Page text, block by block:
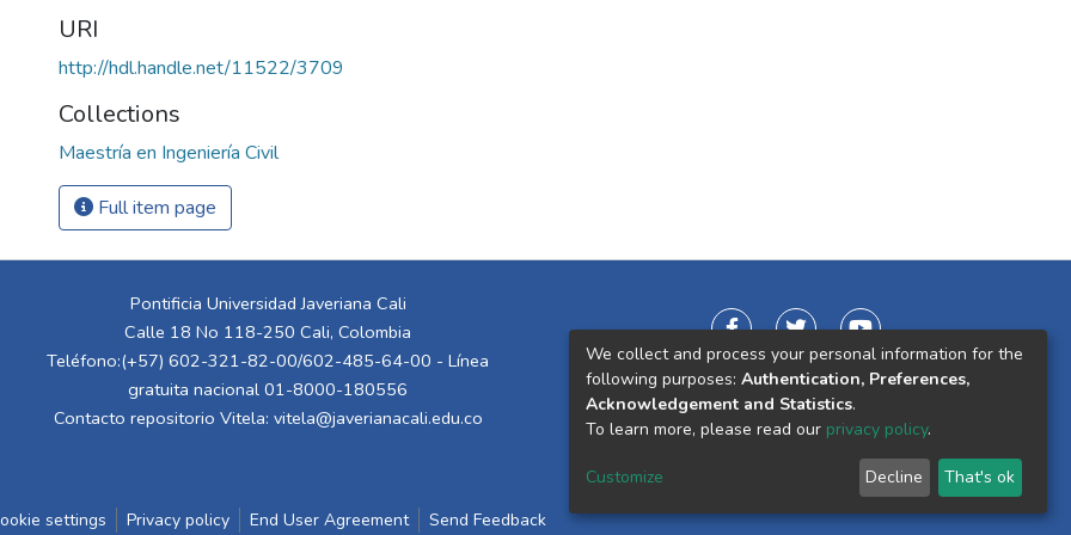
URI
http://hdl.handle.net/11522/3709
Collections
Maestría en Ingeniería Civil
Full item page
Pontificia Universidad Javeriana Cali
Calle 18 No 118-250 Cali, Colombia
Teléfono:(+57) 602-321-82-00/602-485-64-00 - Línea
gratuita nacional 01-8000-180556
Contacto repositorio Vitela: vitela@javerianacali.edu.co
settings Privacy policy End User Agreement Send Feedback
We collect and process your personal information for the
following purposes: Authentication, Preferences,
Acknowledgement and Statistics.
To learn more, please read our privacy policy.
Customize Decline That's ok